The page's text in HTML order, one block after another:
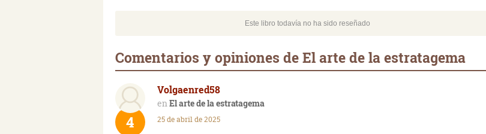
Este libro todavía no ha sido reseñado
Comentarios y opiniones de El arte de la estratagema
Volgaenred58
El arte de la estratagema
4 25 de abril de 2025